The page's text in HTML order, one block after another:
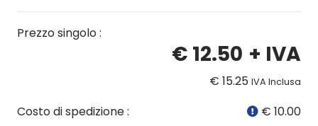
Prezzo singolo :
€ 12.50 + IVA
€ 15.25 IVA Inclusa
Costo di spedizione :
€ 10.00